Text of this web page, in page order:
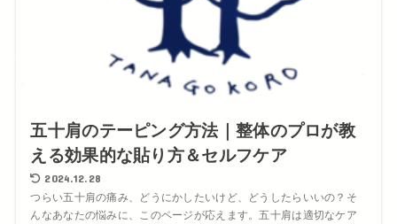
五十肩のテーピング方法｜整体のプロが教
える効果的な貼り方＆セルフケア
2024.12.28
つらい五十肩の痛み、どうにかしたいけど、どうしたらいいの？そ
んなあなたの悩みに、このページが応えます。五十肩は適切なケア